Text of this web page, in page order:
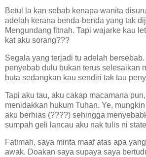
Betul la kan sebab kenapa wanita
adelah kerana benda-benda yang tak
Mengundang fitnah. Tapi wajarke kau
kat aku sorang???
Segala yang terjadi tu adelah
penyebab dulu bukan terus selesaikan
buta sedangkan kau sendiri tak tau
Tapi aku tau, aku cakap macamana
menidakkan hukum Tuhan. Ye,
aku berhias (????) sehingga
sumpah geli lancau aku nak tulis ni
Fatimah, saya minta maaf atas apa
awak. Doakan saya supaya saya